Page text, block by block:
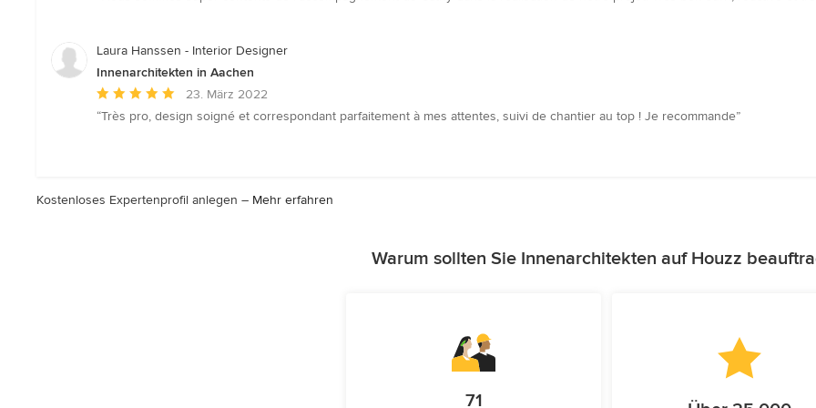
5Laura Hanssen - Interior Designer
Innenarchitekten in Aachen
Durchschnittliche
Bewertung:
23. März 2022
“Très pro, design soigné et correspondant parfaitement à mes attentes, suivi de chantier au top ! Je recommande”
Kostenloses Expertenprofil anlegen – Mehr erfahren
Warum sollten Sie Innenarchitekten auf Houzz
71